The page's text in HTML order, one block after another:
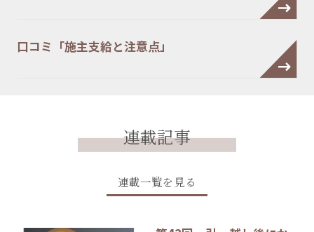
口コミ「施主支給と注意点」
連載記事
連載一覧を見る